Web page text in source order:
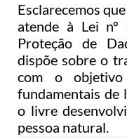
Esclarecemos
atende à Lei
Proteção de
dispõe sobre o
com o
fundamentais de
o livre
pessoa natural.